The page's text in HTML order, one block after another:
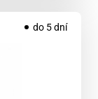
do 5 dní